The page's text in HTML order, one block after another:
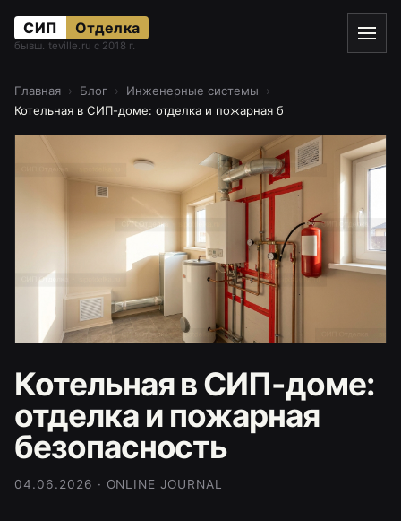
СИП Отделка
бывш. teville.ru с 2018 г.
Главная Блог
Инженерные системы
Котельная в СИП-доме: отделка и пожарная безопасность
Котельная в СИП-доме:
отделка и пожарная
безопасность
04.06.2026 · ONLINE JOURNAL